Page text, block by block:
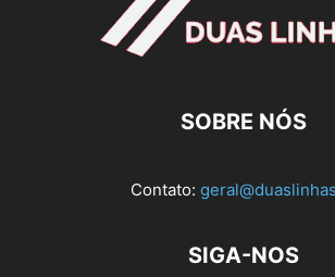
SOBRE NÓS
Contato:
SIGA-NOS